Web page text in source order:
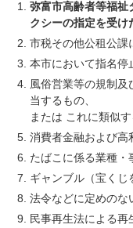
弥富市高齢者等福祉
クシーの指定を受け
市税その他公租公課
本市において指名停
風俗営業等の規制及
当するもの、
または これに類似
消費者金融および高
たばこに係る業種・
ギャンブル（宝くじ
法令などに定めのな
民事再生法による